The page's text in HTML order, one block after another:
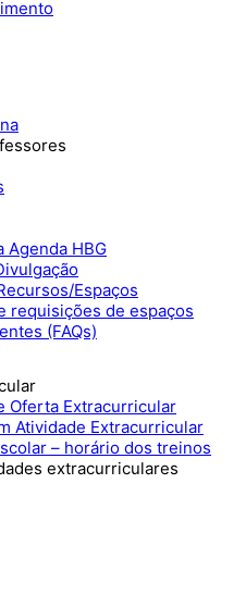
Agenda HBG
Espaços
requisições de espaços
(FAQs)
Oferta Extracurricular
Atividade Extracurricular
– horário dos treinos
extracurriculares